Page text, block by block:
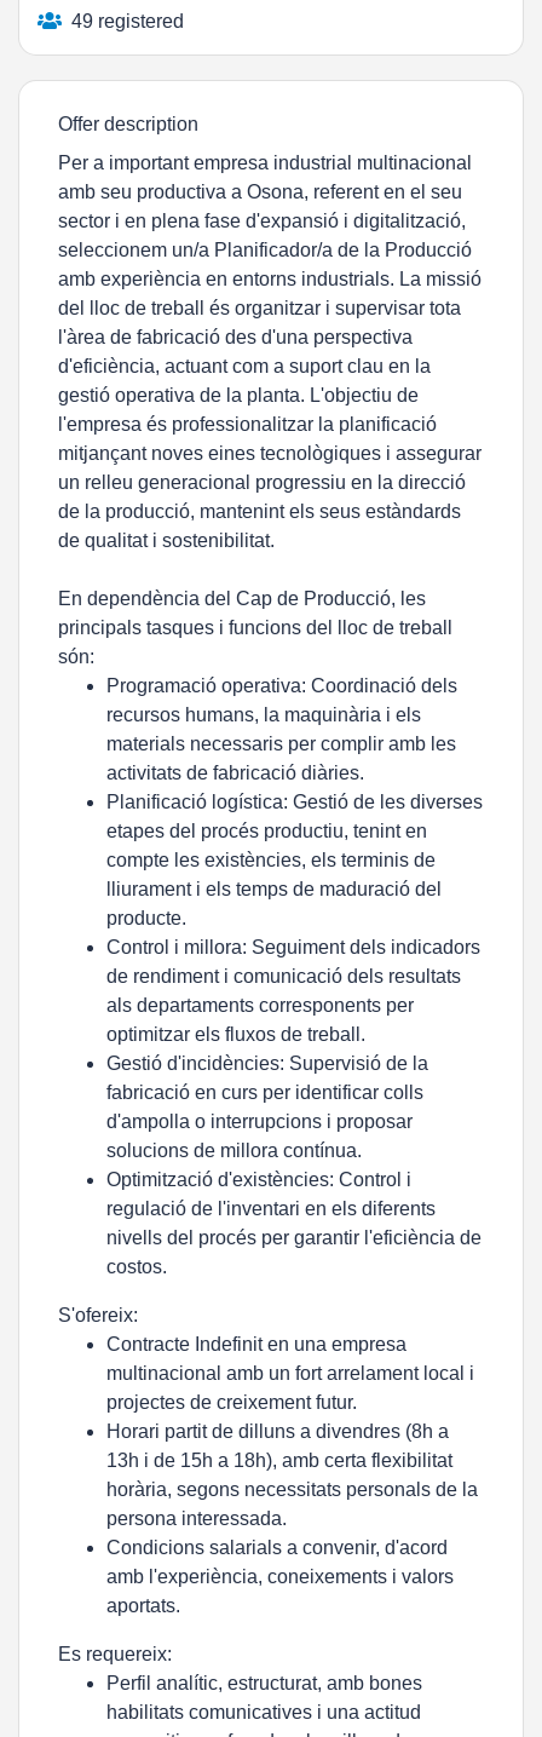
49 registered
Offer description
Per a important empresa industrial multinacional
amb seu productiva a Osona, referent en el seu
sector i en plena fase d'expansió i digitalització,
seleccionem un/a Planificador/a de la Producció
amb experiència en entorns industrials. La missió
del lloc de treball és organitzar i supervisar tota
l'àrea de fabricació des d'una perspectiva
d'eficiència, actuant com a suport clau en la
gestió operativa de la planta. L'objectiu de
l'empresa és professionalitzar la planificació
mitjançant noves eines tecnològiques i assegurar
un relleu generacional progressiu en la direcció
de la producció, mantenint els seus estàndards
de qualitat i sostenibilitat.
En dependència del Cap de Producció, les
principals tasques i funcions del lloc de treball
són:
Programació operativa: Coordinació dels
recursos humans, la maquinària i els
materials necessaris per complir amb les
activitats de fabricació diàries.
Planificació logística: Gestió de les diverses
etapes del procés productiu, tenint en
compte les existències, els terminis de
lliurament i els temps de maduració del
producte.
Control i millora: Seguiment dels indicadors
de rendiment i comunicació dels resultats
als departaments corresponents per
optimitzar els fluxos de treball.
Gestió d'incidències: Supervisió de la
fabricació en curs per identificar colls
d'ampolla o interrupcions i proposar
solucions de millora contínua.
Optimització d'existències: Control i
regulació de l'inventari en els diferents
nivells del procés per garantir l'eficiència de
costos.
S'ofereix:
Contracte Indefinit en una empresa
multinacional amb un fort arrelament local i
projectes de creixement futur.
Horari partit de dilluns a divendres (8h a
13h i de 15h a 18h), amb certa flexibilitat
horària, segons necessitats personals de la
persona interessada.
Condicions salarials a convenir, d'acord
amb l'experiència, coneixements i valors
aportats.
Es requereix:
Perfil analític, estructurat, amb bones
habilitats comunicatives i una actitud